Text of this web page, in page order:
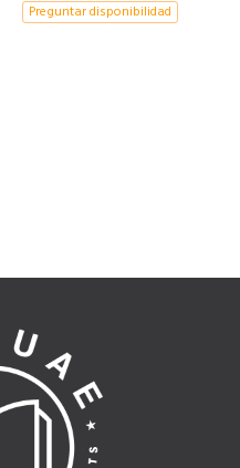
Preguntar disponibilidad